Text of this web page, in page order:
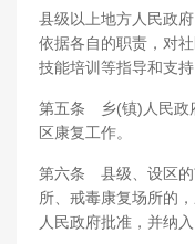
县级以上地方人民政
依据各自的职责，对
技能培训等指导和支持
第五条 乡(镇)人民政
区康复工作。
第六条 县级、设区的
所、戒毒康复场所的
人民政府批准，并纳